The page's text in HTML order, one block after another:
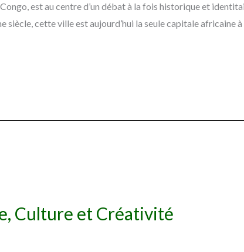
est au centre d’un débat à la fois historique et
siècle, cette ville est aujourd’hui la seule capitale africaine
Culture et Créativité